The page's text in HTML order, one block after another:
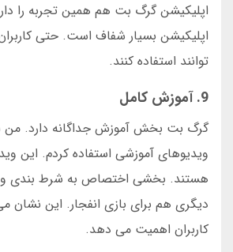
اپلیکیشن گرگ بت هم همین تجربه را
اپلیکیشن بسیار شفاف است. حتی
توانند استفاده کنند.
9. آموزش کامل
گرگ بت بخش آموزش جداگانه دارد.
ویدیوهای آموزشی استفاده کردم. این
هستند. بخشی اختصاص به شرط بندی
دیگری هم برای بازی انفجار. این
کاربران اهمیت می دهد.